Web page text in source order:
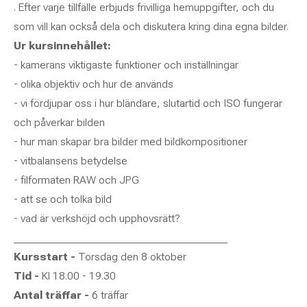
. Efter varje tillfälle erbjuds frivilliga hemuppgifter, och du
som vill kan också dela och diskutera kring dina egna bilder.
Ur kursinnehållet:
- kamerans viktigaste funktioner och inställningar
- olika objektiv och hur de används
- vi fördjupar oss i hur bländare, slutartid och ISO fungerar
och påverkar bilden
- hur man skapar bra bilder med bildkompositioner
- vitbalansens betydelse
- filformaten RAW och JPG
- att se och tolka bild
- vad är verkshöjd och upphovsrätt?
Kursstart - Torsdag den 8 oktober
Tid - Kl 18.00 - 19.30
Antal träffar - 6 träffar